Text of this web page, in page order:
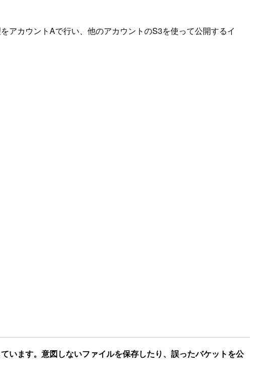
アカウントAで行い、他のアカウントのS3を使って公開するイ
います。意図しないファイルを保存したり、誤ったバケットを公